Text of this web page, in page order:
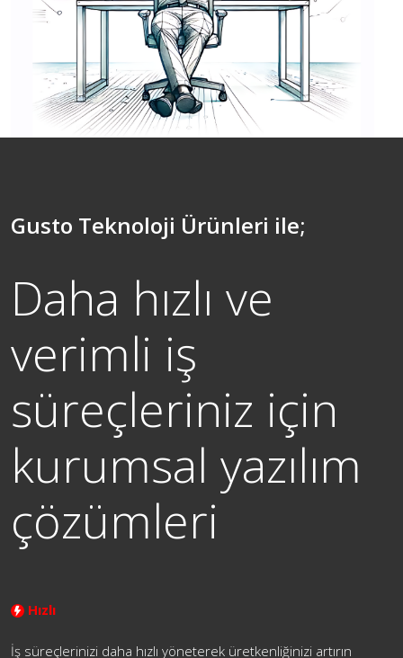
Gusto Teknoloji Ürünleri ile;
Daha hızlı ve
verimli iş
süreçleriniz için
kurumsal yazılım
çözümleri
Hızlı
İş süreçlerinizi daha hızlı yöneterek üretkenliğinizi artırın